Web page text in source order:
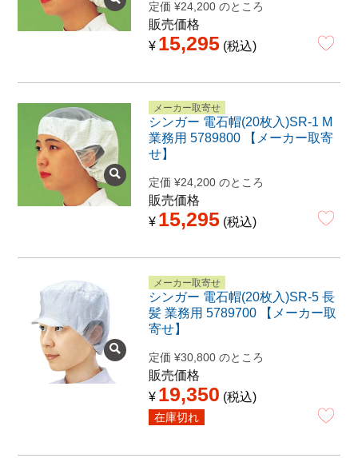
定価 ¥24,200 のところ
販売価格
¥ 15,295 税込
メーカー取寄せ
シンガー 電石帽(20枚入)SR-1 M
業務用 5789800 【メーカー取寄
せ】
定価 ¥24,200 のところ
販売価格
¥ 15,295 税込
メーカー取寄せ
シンガー 電石帽(20枚入)SR-5 長
髪 業務用 5789700 【メーカー取
寄せ】
定価 ¥30,800 のところ
販売価格
¥ 19,350 税込
在庫切れ